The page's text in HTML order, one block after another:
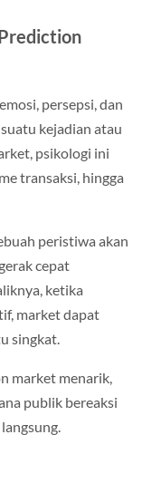
persepsi, dan
kejadian atau
psikologi ini
transaksi, hingga
peristiwa akan
cepat
ketika
market dapat
singkat.
market menarik,
publik bereaksi